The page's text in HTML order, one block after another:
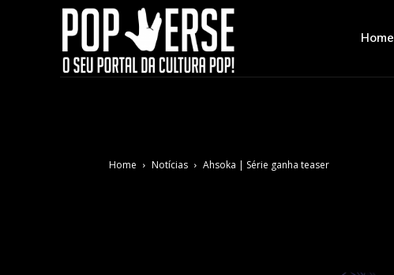
Home
Home Notícias Ahsoka | Série ganha teaser